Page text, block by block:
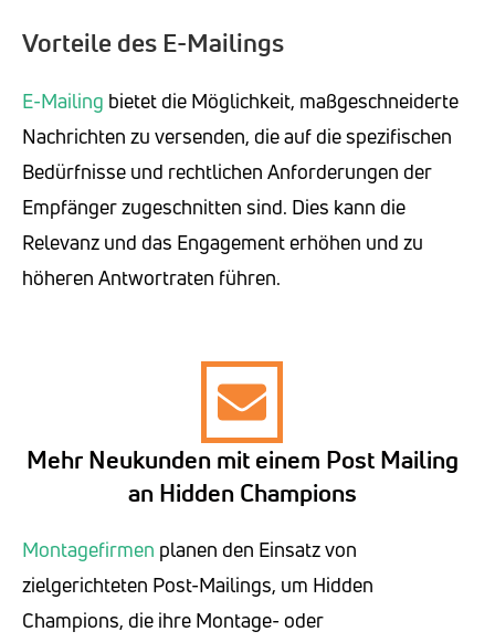
Vorteile des E-Mailings
E-Mailing bietet die Möglichkeit, maßgeschneiderte
Nachrichten zu versenden, die auf die spezifischen
Bedürfnisse und rechtlichen Anforderungen der
Empfänger zugeschnitten sind. Dies kann die
Relevanz und das Engagement erhöhen und zu
höheren Antwortraten führen.
Mehr Neukunden mit einem Post Mailing
an Hidden Champions
Montagefirmen planen den Einsatz von
zielgerichteten Post-Mailings, um Hidden
Champions, die ihre Montage- oder